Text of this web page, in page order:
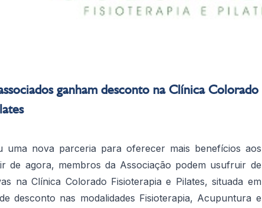
ganham desconto na Clínica Colorado
uma nova parceria para oferecer mais benefícios aos
de agora, membros da Associação podem usufruir de
na Clínica Colorado Fisioterapia e Pilates, situada em
desconto nas modalidades Fisioterapia, Acupuntura e